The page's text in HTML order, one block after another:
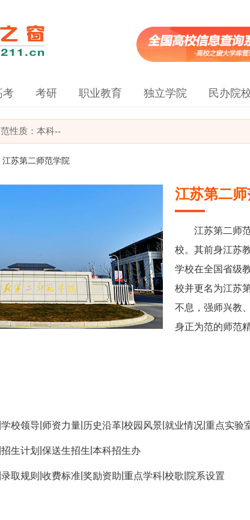
考 考研 职业教育 独立学院 民办院
性质：本科--
江苏第二师范学院
江苏第二
江苏第二师
校。其前身江苏
学校在全国省级
校并更名为江苏
不息，强师兴教
身正为范的师范
学校领导 师资力量 历史沿革 校园风景 就业情况 重点实验
招生计划 保送生招生 本科招生办
录取规则 收费标准 奖励资助 重点学科 校歌 院系设置